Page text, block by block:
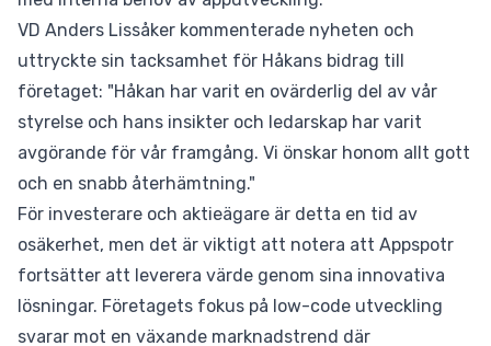
VD Anders Lissåker kommenterade nyheten och
uttryckte sin tacksamhet för Håkans bidrag till
företaget: "Håkan har varit en ovärderlig del av vår
styrelse och hans insikter och ledarskap har varit
avgörande för vår framgång. Vi önskar honom allt gott
och en snabb återhämtning."
För investerare och aktieägare är detta en tid av
osäkerhet, men det är viktigt att notera att Appspotr
fortsätter att leverera värde genom sina innovativa
lösningar. Företagets fokus på low-code utveckling
svarar mot en växande marknadstrend där